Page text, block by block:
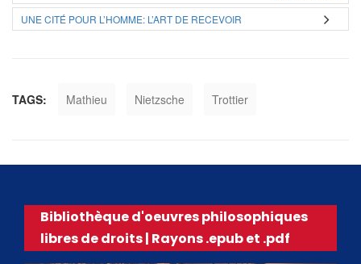
UNE CITÉ POUR L’HOMME: L’ART DE RECEVOIR
TAGS: Mathieu Nietzsche Trottier
Bibliothèque d'oeuvres philosophiques
libres de droits | Rayons .epub et .pdf